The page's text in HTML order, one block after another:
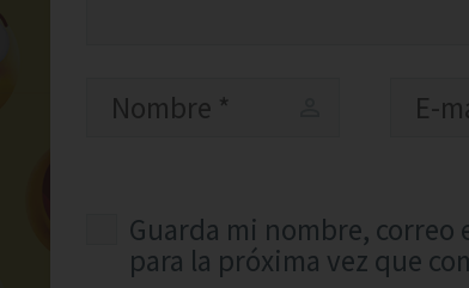
Guarda mi nombre, correo
para la próxima vez que